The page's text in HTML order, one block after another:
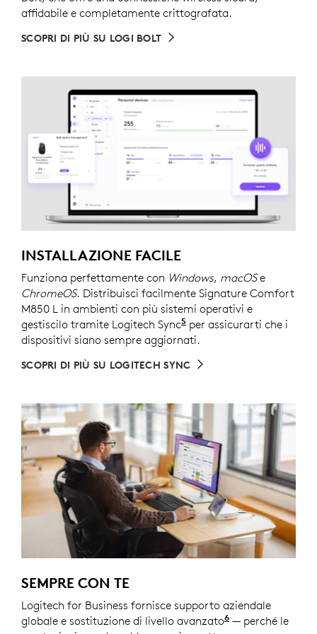
affidabile e completamente crittografata.
SCOPRI DI PIÙ SU LOGI BOLT
INSTALLAZIONE FACILE
Funziona perfettamente con Windows, macOSe
ChromeOS. Distribuisci facilmente Signature Comfort
M850 L in ambienti con più sistemi operativi e
gestiscilo tramite Logitech Sync5 È necessario scaricare
per assicurarti che i
dispositivi siano sempre aggiornati.
SCOPRI DI PIÙ SU LOGITECH SYNC
SEMPRE CON TE
Logitech for Business fornisce supporto aziendale
globale e sostituzione di livello avanzato6 Servizio
— perché le